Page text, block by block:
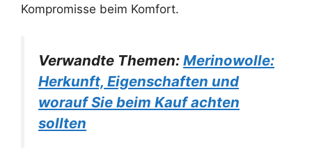
Kompromisse beim Komfort.
Verwandte Themen: Merinowolle:
Herkunft, Eigenschaften und
worauf Sie beim Kauf achten
sollten